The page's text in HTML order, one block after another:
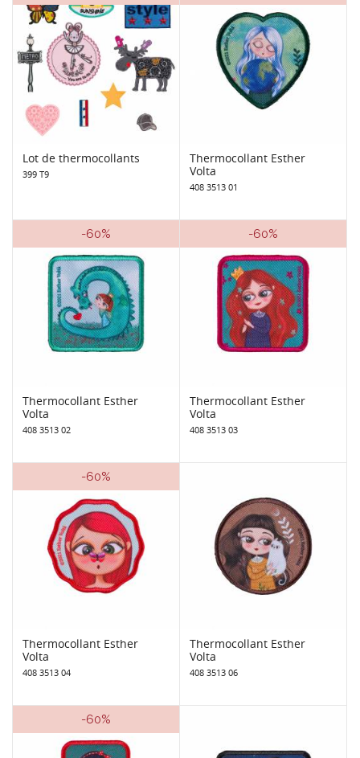
Lot de thermocollants
399 T9
Thermocollant Esther
Volta
408 3513 01
-60%
Thermocollant Esther
Volta
408 3513 02
-60%
Thermocollant Esther
Volta
408 3513 03
-60%
Thermocollant Esther
Volta
408 3513 04
Thermocollant Esther
Volta
408 3513 06
-60%